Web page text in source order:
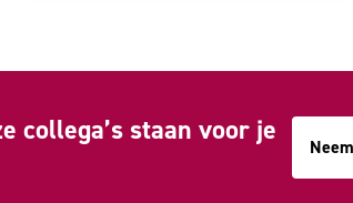
collega’s staan voor je